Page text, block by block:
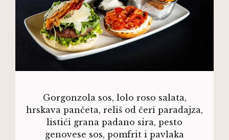
Gorgonzola sos, lolo roso salata,
hrskava pančeta, reliš od čeri paradajza,
listići grana padano sira, pesto
genovese sos, pomfrit i pavlaka